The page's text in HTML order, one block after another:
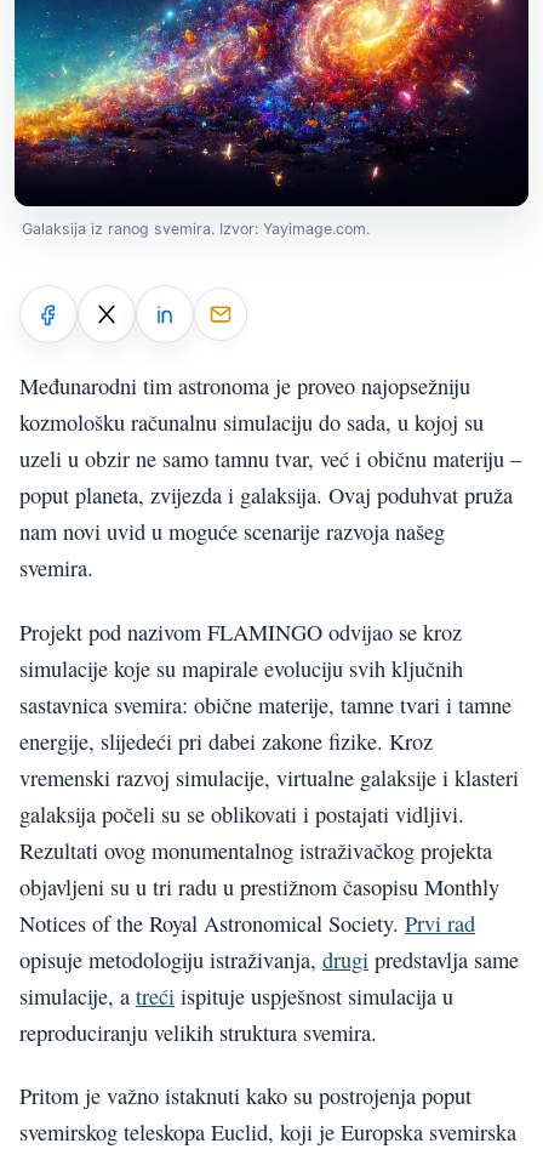
Galaksija iz ranog svemira. Izvor: Yayimage.com.
Međunarodni tim astronoma je proveo najopsežniju
kozmološku računalnu simulaciju do sada, u kojoj su
uzeli u obzir ne samo tamnu tvar, već i običnu materiju –
poput planeta, zvijezda i galaksija. Ovaj poduhvat pruža
nam novi uvid u moguće scenarije razvoja našeg
svemira.
Projekt pod nazivom FLAMINGO odvijao se kroz
simulacije koje su mapirale evoluciju svih ključnih
sastavnica svemira: obične materije, tamne tvari i tamne
energije, slijedeći pri dabei zakone fizike. Kroz
vremenski razvoj simulacije, virtualne galaksije i klasteri
galaksija počeli su se oblikovati i postajati vidljivi.
Rezultati ovog monumentalnog istraživačkog projekta
objavljeni su u tri radu u prestižnom časopisu Monthly
Notices of the Royal Astronomical Society. Prvi rad
opisuje metodologiju istraživanja, drugi predstavlja same
simulacije, a treći ispituje uspješnost simulacija u
reproduciranju velikih struktura svemira.
Pritom je važno istaknuti kako su postrojenja poput
svemirskog teleskopa Euclid, koji je Europska svemirska